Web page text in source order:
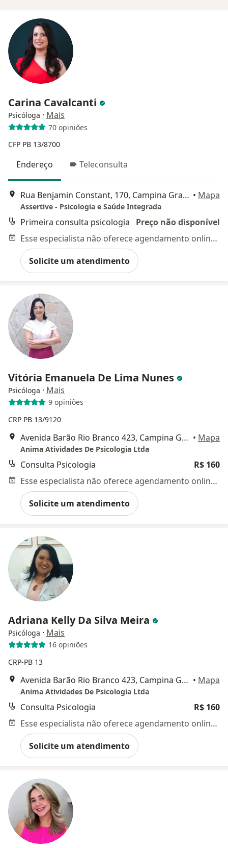
Carina Cavalcanti
Psicóloga · Mais
70 opiniões
CFP PB 13/8700
Endereço Teleconsulta
Rua Benjamin Constant, 170, Campina Grande • Mapa
Assertive - Psicologia e Saúde Integrada
Primeira consulta psicologia
Preço não disponível
Esse especialista não oferece agendamento online para esse endereço.
Solicite um atendimento
Vitória Emanuela De Lima Nunes
Psicóloga · Mais
9 opiniões
CRP PB 13/9120
Avenida Barão Rio Branco 423, Campina Grande • Mapa
Anima Atividades De Psicologia Ltda
Consulta Psicologia
R$ 160
Esse especialista não oferece agendamento online para esse endereço.
Solicite um atendimento
Adriana Kelly Da Silva Meira
Psicóloga · Mais
16 opiniões
CRP-PB 13
Avenida Barão Rio Branco 423, Campina Grande • Mapa
Anima Atividades De Psicologia Ltda
Consulta Psicologia
R$ 160
Esse especialista não oferece agendamento online para esse endereço.
Solicite um atendimento